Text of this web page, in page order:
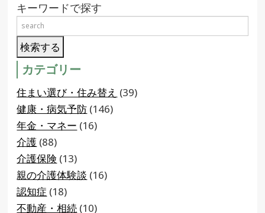
キーワードで探す
カテゴリー
住まい選び・住み替え (39)
健康・病気予防 (146)
年金・マネー (16)
介護 (88)
介護保険 (13)
親の介護体験談 (16)
認知症 (18)
不動産・相続 (10)